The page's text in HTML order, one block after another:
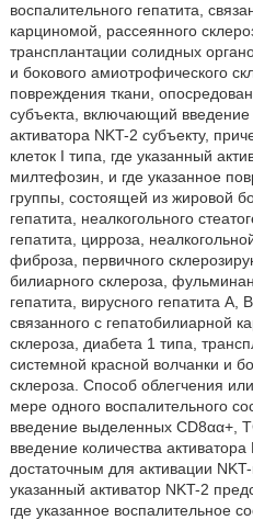
воспалительного гепатита,
карциномой, рассеянного
трансплантации солидных
и бокового амиотрофического
повреждения ткани,
субъекта, включающий введение
активатора NKT-2 субъекту,
клеток I типа, где указанный
милтефозин, и где указанное
группы, состоящей из жировой
гепатита, неалкогольного
гепатита, цирроза,
фиброза, первичного
билиарного склероза,
гепатита, вирусного гепатита A,
связанного с гепатобилиарной
склероза, диабета 1 типа,
системной красной волчанки и
склероза. Способ облегчения
мере одного воспалительного
введение выделенных CD8αα+,
введение количества
достаточным для активации
указанный активатор NKT-2
где указанное воспалительное